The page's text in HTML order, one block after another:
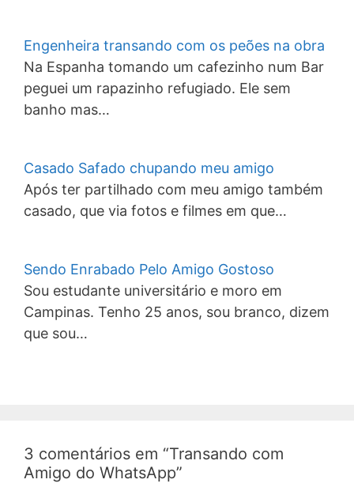
Engenheira transando com os peões na obra
Na Espanha tomando um cafezinho num Bar
peguei um rapazinho refugiado. Ele sem
banho mas…
Casado Safado chupando meu amigo
Após ter partilhado com meu amigo também
casado, que via fotos e filmes em que…
Sendo Enrabado Pelo Amigo Gostoso
Sou estudante universitário e moro em
Campinas. Tenho 25 anos, sou branco, dizem
que sou…
3 comentários em “Transando com
Amigo do WhatsApp”